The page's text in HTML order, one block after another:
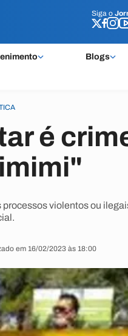
Siga o
Blogs
Siga o
é
violentos ou
em 16/02/2023 às 18:00